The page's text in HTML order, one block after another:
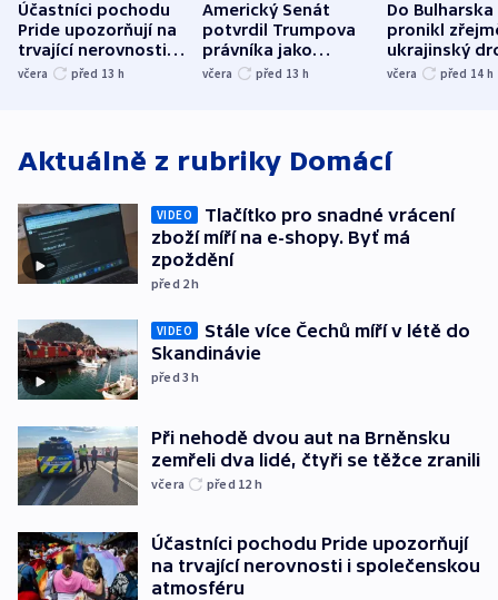
Účastníci pochodu
Pride upozorňují na
trvající nerovnosti i
společenskou
včera před 13 h
Americký Senát
potvrdil Trumpova
právníka jako
ministra
včera před 13 h
Do Bulharska
pronikl
ukrajinský
explodoval
včera před 14 h
Aktuálně z rubriky Domácí
VIDEO
Tlačítko pro snadné vrácení
zboží míří na e-shopy. Byť má
zpoždění
před 2h
VIDEO
Stále více Čechů míří v létě do
Skandinávie
před 3h
Při nehodě dvou aut na Brněnsku
zemřeli dva lidé, čtyři se těžce zranili
včera před 12 h
Účastníci pochodu Pride upozorňují
na trvající nerovnosti i společenskou
atmosféru